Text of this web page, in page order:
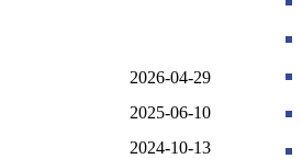
2026-04-29
2025-06-10
2024-10-13